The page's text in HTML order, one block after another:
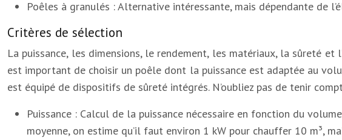
Poêles à granulés : Alternative intéressante, mais dépendante de
Critères de sélection
La puissance, les dimensions, le rendement, les matériaux, la sûreté
est important de choisir un poêle dont la puissance est adaptée au
est équipé de dispositifs de sûreté intégrés. N’oubliez pas de tenir
Puissance : Calcul de la puissance nécessaire en fonction du
moyenne, on estime qu’il faut environ 1 kW pour chauffer 10 m³,